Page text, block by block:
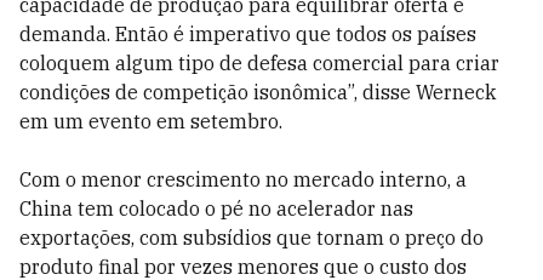
capacidade de produção para equilibrar oferta e
demanda. Então é imperativo que todos os países
coloquem algum tipo de defesa comercial para criar
condições de competição isonômica”, disse Werneck
em um evento em setembro.
Com o menor crescimento no mercado interno, a
China tem colocado o pé no acelerador nas
exportações, com subsídios que tornam o preço do
produto final por vezes menores que o custo dos